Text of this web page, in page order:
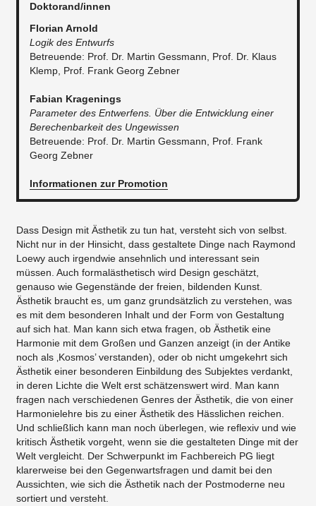
Doktorand/innen
Florian Arnold
Logik des Entwurfs
Betreuende: Prof. Dr. Martin Gessmann, Prof. Dr. Klaus
Klemp, Prof. Frank Georg Zebner
Fabian Kragenings
Parameter des Entwerfens. Über die Entwicklung einer
Berechenbarkeit des Ungewissen
Betreuende: Prof. Dr. Martin Gessmann, Prof. Frank
Georg Zebner​
Informationen zur Promotion
Dass Design mit Ästhetik zu tun hat, versteht sich von selbst.
Nicht nur in der Hinsicht, dass gestaltete Dinge nach Raymond
Loewy auch irgendwie ansehnlich und interessant sein
müssen. Auch formalästhetisch wird Design geschätzt,
genauso wie Gegenstände der freien, bildenden Kunst.
Ästhetik braucht es, um ganz grundsätzlich zu verstehen, was
es mit dem besonderen Inhalt und der Form von Gestaltung
auf sich hat. Man kann sich etwa fragen, ob Ästhetik eine
Harmonie mit dem Großen und Ganzen anzeigt (in der Antike
noch als ‚Kosmos’ verstanden), oder ob nicht umgekehrt sich
Ästhetik einer besonderen Einbildung des Subjektes verdankt,
in deren Lichte die Welt erst schätzenswert wird. Man kann
fragen nach verschiedenen Genres der Ästhetik, die von einer
Harmonielehre bis zu einer Ästhetik des Hässlichen reichen.
Und schließlich kann man noch überlegen, wie reflexiv und wie
kritisch Ästhetik vorgeht, wenn sie die gestalteten Dinge mit der
Welt vergleicht. Der Schwerpunkt im Fachbereich PG liegt
klarerweise bei den Gegenwartsfragen und damit bei den
Aussichten, wie sich die Ästhetik nach der Postmoderne neu
sortiert und versteht.